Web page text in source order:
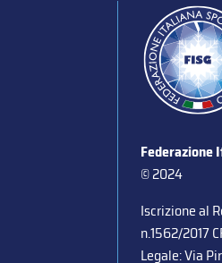
Federazione
© 2024
Iscrizione al
n.1562/2017
Legale: Via